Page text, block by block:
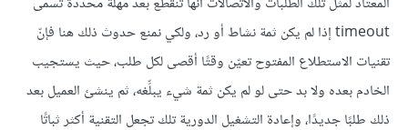
timeout إذا لم يكن ثمة نشاط أو رد، ولكي نمنع حدوث ذلك هنا فإنّ
تقنيات الاستطلاع المفتوح تعيّن وقتًا أقصى لكل طلب، حيث يستجيب
الخادم بعده ولا بد حتى لو لم يكن ثمة شيء يبلِّغه، ثم ينشئ العميل بعد
ذلك طلبًا جديدًا، وإعادة التشغيل الدورية تلك تجعل التقنية أكثر ثباتًا